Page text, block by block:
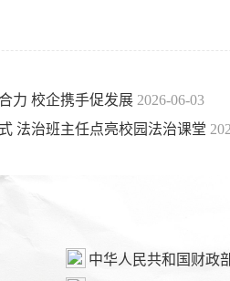
力 校企携手促发展 2026-06-03
法治班主任点亮校园法治课堂
中华人民共和国财政